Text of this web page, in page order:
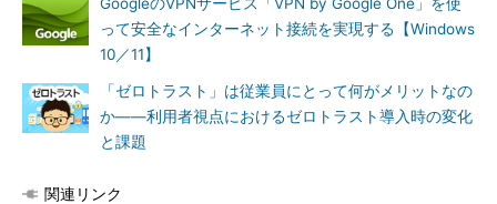
って安全なインターネット接続を実現する【Windows
10／11】
「ゼロトラスト」は従業員にとって何がメリットなの
か――利用者視点におけるゼロトラスト導入時の変化
と課題
関連リンク